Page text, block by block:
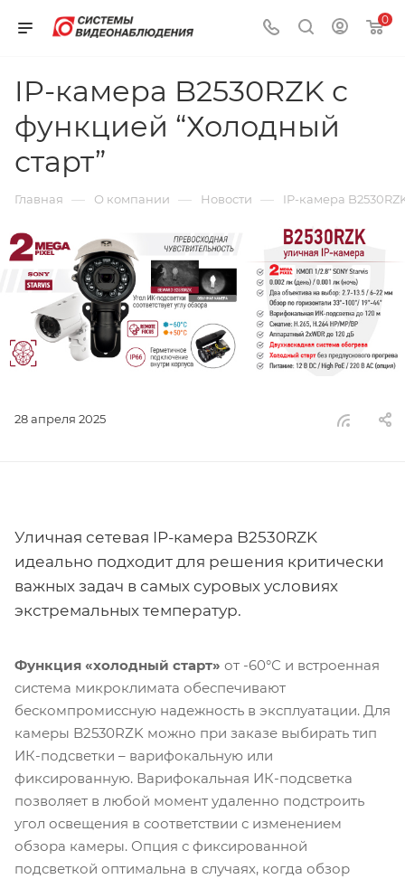
0
IP-камера B2530RZK с
функцией “Холодный
старт”
Главная — О компании — Новости — IP-камера
28 апреля 2025
Уличная сетевая IP-камера B2530RZK
идеально подходит для решения критически
важных задач в самых суровых условиях
экстремальных температур.
Функция «холодный старт» от -60°С и встроенная
система микроклимата обеспечивают
бескомпромиссную надежность в эксплуатации. Для
камеры B2530RZK можно при заказе выбирать тип
ИК-подсветки – варифокальную или
фиксированную. Варифокальная ИК-подсветка
позволяет в любой момент удаленно подстроить
угол освещения в соответствии с изменением
обзора камеры. Опция с фиксированной
подсветкой оптимальна в случаях, когда обзор